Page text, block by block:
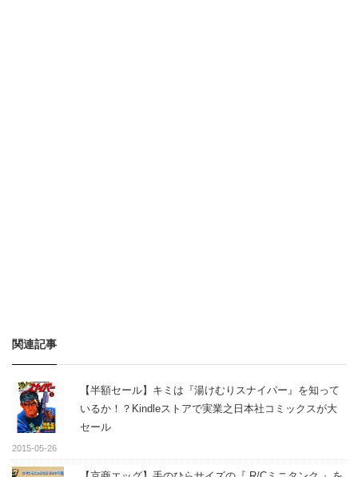
関連記事
【半額セール】キミは『湯けむりスナイパー』を知って
いるか！？Kindleストアで実業之日本社コミックスが大
セール
2015-05-26